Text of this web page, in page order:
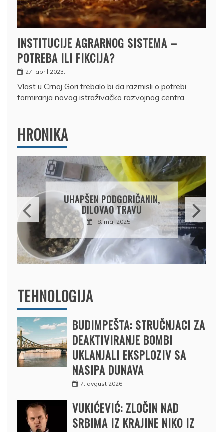
INSTITUCIJE AGRARNOG SISTEMA –
POTREBA ILI FIKCIJA?
27. april 2023.
Vlast u Crnoj Gori trebalo bi da razmisli o potrebi
formiranja novog istraživačko razvojnog centra…
HRONIKA
DRŽAVLJANIN RUSIJE
OSUMNJIČEN DA JE
PRODAO TUĐI BMW,
DRŽAVU NAPUSTIO
BRODOM
12. februar 2025.
TEHNOLOGIJA
BUDIMPEŠTA: STRUČNJACI ZA
DEAKTIVIRANJE BOMBI
UKLANJALI EKSPLOZIV SA
NASIPA DUNAVA
7. avgust 2026.
VUKIĆEVIĆ: ZLOČIN NAD
SRBIMA IZ KRAJINE NIKO IZ